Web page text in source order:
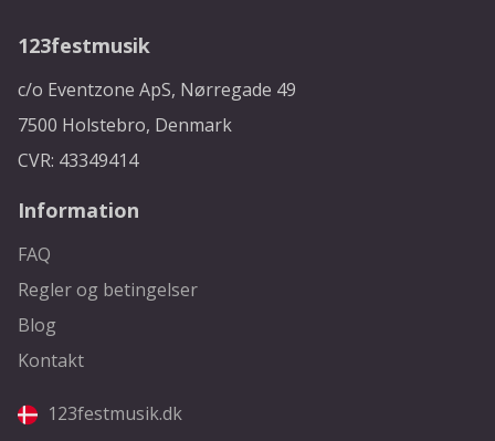
123festmusik
c/o Eventzone ApS, Nørregade 49
7500 Holstebro, Denmark
CVR: 43349414
Information
FAQ
Regler og betingelser
Blog
Kontakt
123festmusik.dk